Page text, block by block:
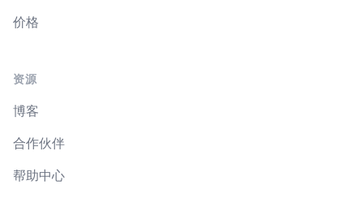
价格
资源
博客
合作伙伴
帮助中心